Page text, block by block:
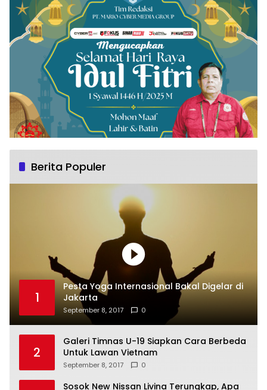
Berita Populer
1
Pesta Yoga Internasional Bakal Digelar di
Jakarta
September 8, 2017 0
2
Galeri Timnas U-19 Siapkan Cara Berbeda
Untuk Lawan Vietnam
September 8, 2017 0
Sosok New Nissan Livina Terungkap, Apa